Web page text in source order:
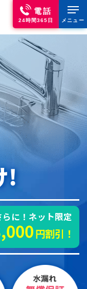
電話
24時間365日 メニュー
!
らに！ネット限定
円割引！